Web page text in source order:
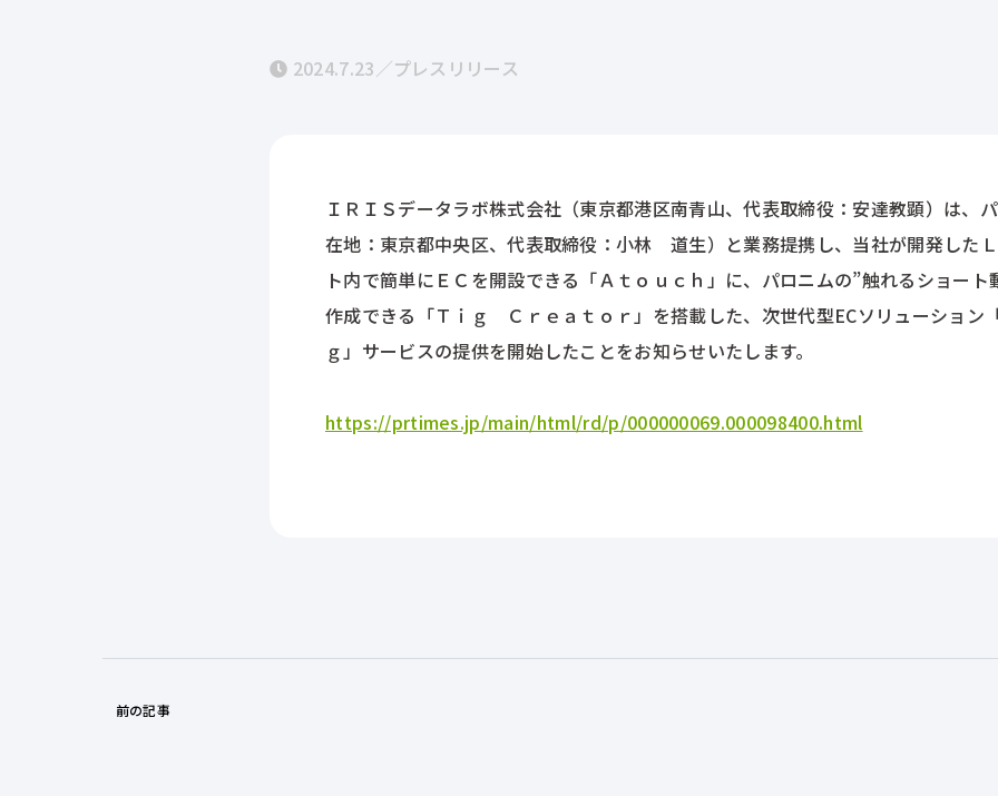
2024.7.23／プレスリリース
ＩＲＩＳデータラボ株式会社（東京都港区南青山、代表取締役：安達教顕）は、
在地：東京都中央区、代表取締役：小林 道生）と業務提携し、当社が開発した
ト内で簡単にＥＣを開設できる「Ａｔｏｕｃｈ」に、パロニムの”触れるショー
作成できる「Ｔｉｇ Ｃｒｅａｔｏｒ」を搭載した、次世代型ECソリューショ
ｇ」サービスの提供を開始したことをお知らせいたします。
https://prtimes.jp/main/html/rd/p/000000069.000098400.html
前の記事